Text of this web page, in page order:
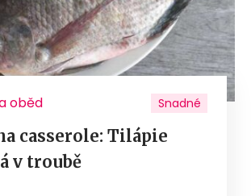
oběd Snadné
casserole: Tilápie
v troubě